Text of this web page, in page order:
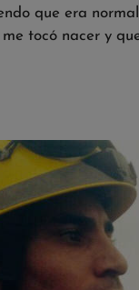
que era
tocó nacer y